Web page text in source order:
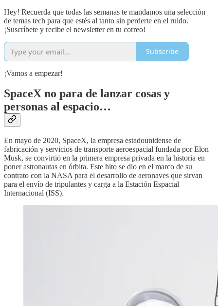
Hey! Recuerda que todas las semanas te mandamos una selección
de temas tech para que estés al tanto sin perderte en el ruido.
¡Suscríbete y recibe el newsletter en tu correo!
Subscribe
¡Vamos a empezar!
SpaceX no para de lanzar cosas y
personas al espacio…
En mayo de 2020, SpaceX, la empresa estadounidense de
fabricación y servicios de transporte aeroespacial fundada por Elon
Musk, se convirtió en la primera empresa privada en la historia en
poner astronautas en órbita. Este hito se dio en el marco de su
contrato con la NASA para el desarrollo de aeronaves que sirvan
para el envío de tripulantes y carga a la Estación Espacial
Internacional (ISS).